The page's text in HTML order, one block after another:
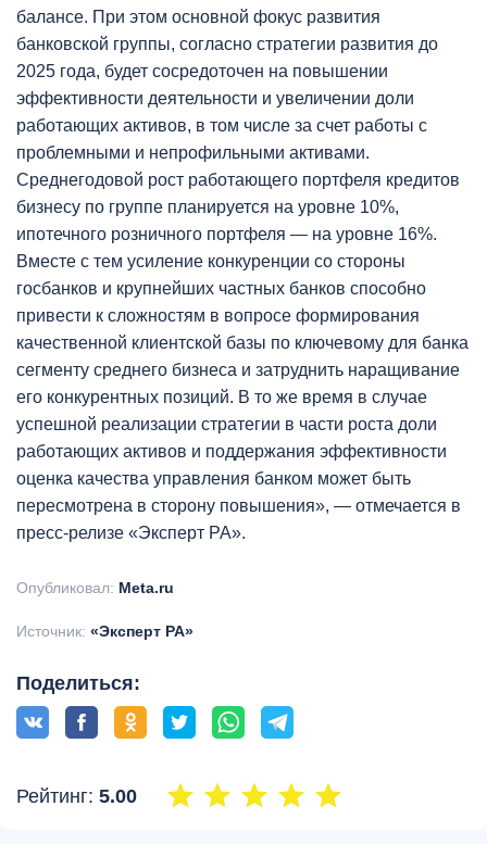
балансе. При этом основной фокус развития
банковской группы, согласно стратегии развития до
2025 года, будет сосредоточен на повышении
эффективности деятельности и увеличении доли
работающих активов, в том числе за счет работы с
проблемными и непрофильными активами.
Среднегодовой рост работающего портфеля кредитов
бизнесу по группе планируется на уровне 10%,
ипотечного розничного портфеля — на уровне 16%.
Вместе с тем усиление конкуренции со стороны
госбанков и крупнейших частных банков способно
привести к сложностям в вопросе формирования
качественной клиентской базы по ключевому для банка
сегменту среднего бизнеса и затруднить наращивание
его конкурентных позиций. В то же время в случае
успешной реализации стратегии в части роста доли
работающих активов и поддержания эффективности
оценка качества управления банком может быть
пересмотрена в сторону повышения», — отмечается в
пресс-релизе «Эксперт РА».
Опубликовал: Meta.ru
Источник: «Эксперт РА»
Поделиться:
Рейтинг: 5.00